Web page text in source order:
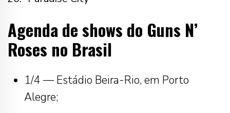
Agenda de shows do Guns N’
Roses no Brasil
1/4 — Estádio Beira-Rio, em Porto
Alegre;